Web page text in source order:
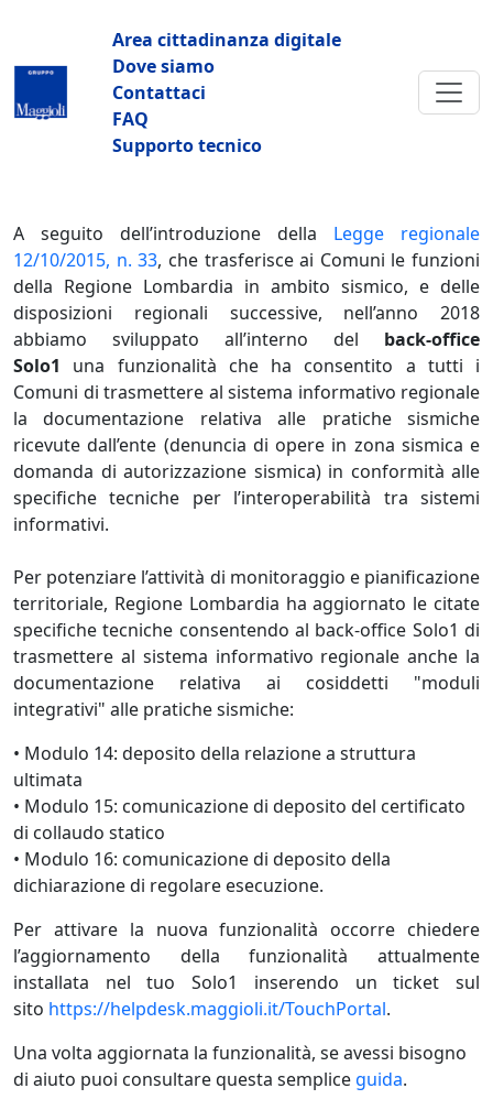
Navigazione principale
Area cittadinanza digitale
Dove siamo
Contattaci
FAQ
Supporto tecnico
A seguito dell’introduzione della Legge regionale
12/10/2015, n. 33, che trasferisce ai Comuni le funzioni
della Regione Lombardia in ambito sismico, e delle
disposizioni regionali successive, nell’anno 2018
abbiamo sviluppato all’interno del back-office
Solo1 una funzionalità che ha consentito a tutti i
Comuni di trasmettere al sistema informativo regionale
la documentazione relativa alle pratiche sismiche
ricevute dall’ente (denuncia di opere in zona sismica e
domanda di autorizzazione sismica) in conformità alle
specifiche tecniche per l’interoperabilità tra sistemi
informativi.
Per potenziare l’attività di monitoraggio e pianificazione
territoriale, Regione Lombardia ha aggiornato le citate
specifiche tecniche consentendo al back-office Solo1 di
trasmettere al sistema informativo regionale anche la
documentazione relativa ai cosiddetti "moduli
integrativi" alle pratiche sismiche:
• Modulo 14: deposito della relazione a struttura
ultimata
• Modulo 15: comunicazione di deposito del certificato
di collaudo statico
• Modulo 16: comunicazione di deposito della
dichiarazione di regolare esecuzione.
Per attivare la nuova funzionalità occorre chiedere
l’aggiornamento della funzionalità attualmente
installata nel tuo Solo1 inserendo un ticket sul
sito https://helpdesk.maggioli.it/TouchPortal.
Una volta aggiornata la funzionalità, se avessi bisogno
di aiuto puoi consultare questa semplice guida.